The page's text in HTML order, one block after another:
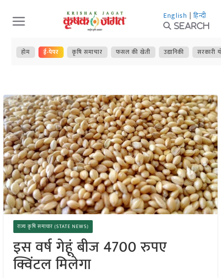
Skip
to
content
English | हिन्दी
Search
होम ई-पेपर कृषि समाचार फसल की खेती उद्यानिकी सरकारी
राज्य कृषि समाचार (STATE NEWS)
इस वर्ष गेहूं बीज 4700 रुपए
क्विंटल मिलेगा